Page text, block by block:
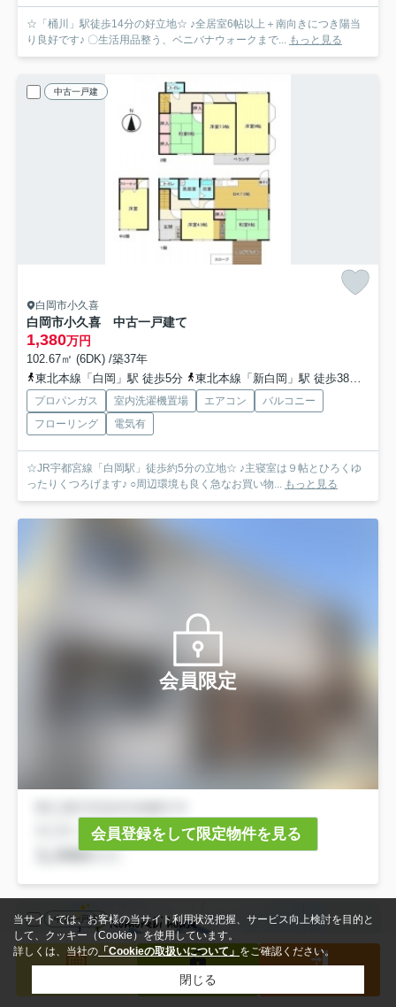
☆「桶川」駅徒歩14分の好立地☆ ♪全居室6帖以上＋南向きにつき陽当
り良好です♪ 〇生活用品整う、ベニバナウォークまで... もっと見る
中古一戸建
白岡市小久喜
白岡市小久喜 中古一戸建て
1,380万円
102.67㎡ (6DK) /築37年
東北本線「白岡」駅 徒歩5分
東北本線「新白岡」駅 徒歩38分
プロパンガス 室内洗濯機置場 エアコン
バルコニー
フローリング
電気有
☆JR宇都宮線「白岡駅」徒歩約5分の立地☆ ♪主寝室は９帖とひろくゆ
ったりくつろげます♪ ○周辺環境も良く急なお買い物... もっと見る
会員限定
会員登録をして限定物件を見る
中古一戸建
会員登録
当サイトでは、お客様の当サイト利用状況把握、サービス向上検討を目的と
して、クッキー（Cookie）を使用しています。
詳しくは、当社の 「Cookieの取扱いについて」 をご確認ください。
閉じる